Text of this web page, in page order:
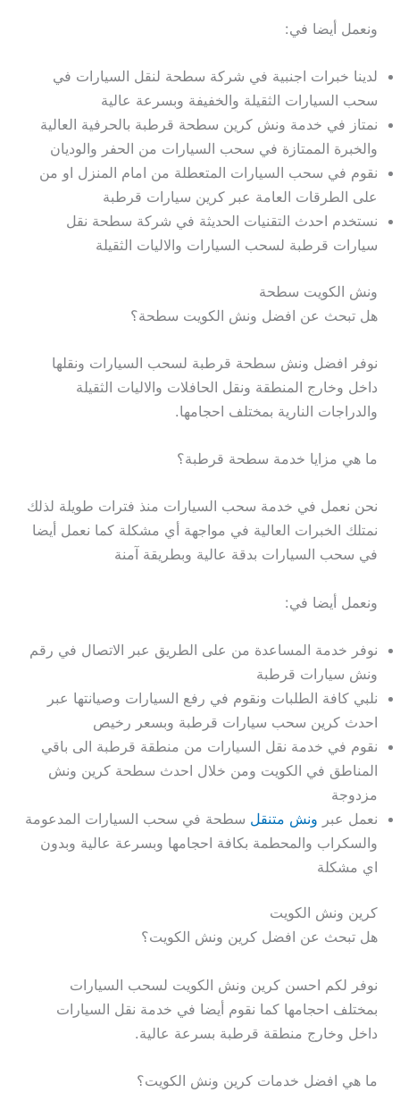
ونعمل أيضا في:
لدينا خبرات اجنبية في شركة سطحة لنقل السيارات في
سحب السيارات الثقيلة والخفيفة وبسرعة عالية
نمتاز في خدمة ونش كرين سطحة قرطبة بالحرفية العالية
والخبرة الممتازة في سحب السيارات من الحفر والوديان
نقوم في سحب السيارات المتعطلة من امام المنزل او من
على الطرقات العامة عبر كرين سيارات قرطبة
نستخدم احدث التقنيات الحديثة في شركة سطحة نقل
سيارات قرطبة لسحب السيارات والاليات الثقيلة
ونش الكويت سطحة
هل تبحث عن افضل ونش الكويت سطحة؟
نوفر افضل ونش سطحة قرطبة لسحب السيارات ونقلها
داخل وخارج المنطقة ونقل الحافلات والاليات الثقيلة
والدراجات النارية بمختلف احجامها.
ما هي مزايا خدمة سطحة قرطبة؟
نحن نعمل في خدمة سحب السيارات منذ فترات طويلة لذلك
نمتلك الخبرات العالية في مواجهة أي مشكلة كما نعمل أيضا
في سحب السيارات بدقة عالية وبطريقة آمنة
ونعمل أيضا في:
نوفر خدمة المساعدة من على الطريق عبر الاتصال في رقم
ونش سيارات قرطبة
نلبي كافة الطلبات ونقوم في رفع السيارات وصيانتها عبر
احدث كرين سحب سيارات قرطبة وبسعر رخيص
نقوم في خدمة نقل السيارات من منطقة قرطبة الى باقي
المناطق في الكويت ومن خلال احدث سطحة كرين ونش
مزدوجة
نعمل عبر ونش متنقل سطحة في سحب السيارات المدعومة
والسكراب والمحطمة بكافة احجامها وبسرعة عالية وبدون
اي مشكلة
كرين ونش الكويت
هل تبحث عن افضل كرين ونش الكويت؟
نوفر لكم احسن كرين ونش الكويت لسحب السيارات
بمختلف احجامها كما نقوم أيضا في خدمة نقل السيارات
داخل وخارج منطقة قرطبة بسرعة عالية.
ما هي افضل خدمات كرين ونش الكويت؟